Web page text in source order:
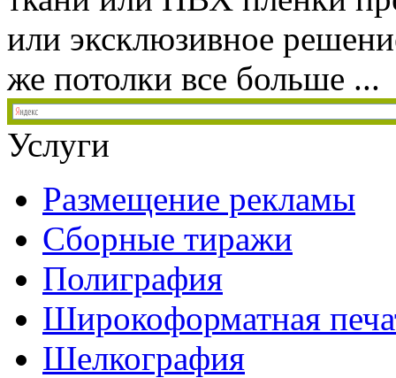
или эксклюзивное
же потолки все больше ...
Услуги
Размещение рекламы
Сборные тиражи
Полиграфия
Широкоформатная
Шелкография